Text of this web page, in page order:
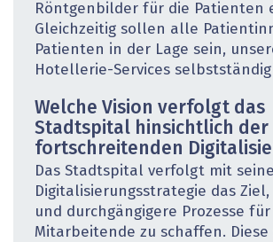
Röntgenbilder für die Patienten
Gleichzeitig sollen alle
Patienten in der Lage sein,
Hotellerie-Services
Welche Vision verfolgt das
Stadtspital hinsichtlich der
fortschreitenden
Das Stadtspital verfolgt mit
Digitalisierungsstrategie das
und durchgängigere Prozesse für
Mitarbeitende zu schaffen.